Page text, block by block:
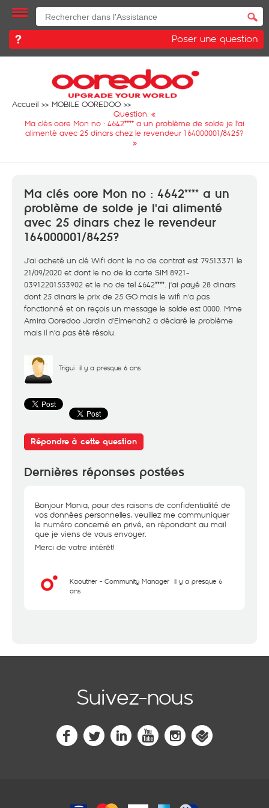
Poser une question
Accueil
MOBILE OOREDOO
Question: «
Ma clés oore Mon no : 4642**** a un problème de solde je l'ai
alimenté avec 25 dinars chez le revendeur 164000001/8425?
»
Ma clés oore Mon no : 4642**** a un
problème de solde je l'ai alimenté
avec 25 dinars chez le revendeur
164000001/8425?
J'ai acheté un clé Wifi dont le no de contrat est 79513371 le
21/09/2020 et dont le no de la carte SIM 8921-
03912201553902 et le no de tel 4642****. j'ai payé 28 dinars
dont 25 dinars le prix de 25 GO mais le wifi n'a pas
fonctionné et on reçois un message le solde est 0000. Mme
Amira Ooredoo Jardin d'Elmenah2 a déclaré le problème
mais il n'a pas été résolu.
Trigui il y a presque 6 ans
Répondre à cette question
Dernières réponses postées
Bonjour Monia, pour des raisons de confidentialité de
vos données personnelles, veuillez me communiquer
le numéro concerné en privé, en répondant au mail
que je viens de vous envoyer.
Merci de votre intérêt!
Kaouther - Community Manager il y a presque 6
ans
Suivez-nous